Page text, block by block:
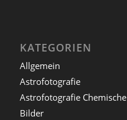
KATEGORIEN
Allgemein
Astrofotografie
Astrofotografie
Bilder